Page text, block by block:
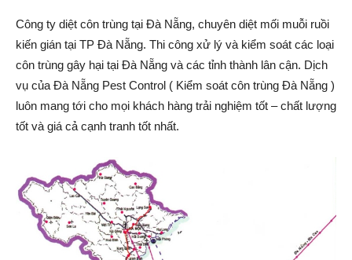
Công ty diệt côn trùng tại Đà Nẵng, chuyên diệt mối muỗi ruồi
kiến gián tại TP Đà Nẵng. Thi công xử lý và kiểm soát các loại
côn trùng gây hại tại Đà Nẵng và các tỉnh thành lân cận. Dịch
vụ của Đà Nẵng Pest Control ( Kiểm soát côn trùng Đà Nẵng )
luôn mang tới cho mọi khách hàng trải nghiệm tốt – chất lượng
tốt và giá cả cạnh tranh tốt nhất.